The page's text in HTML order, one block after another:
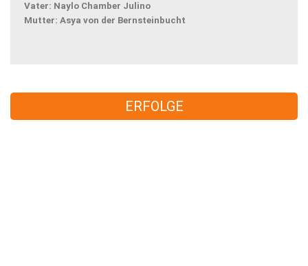
Vater: Naylo Chamber Julino
Mutter: Asya von der Bernsteinbucht
ERFOLGE